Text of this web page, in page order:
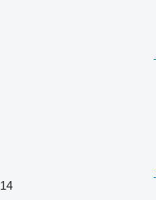
14